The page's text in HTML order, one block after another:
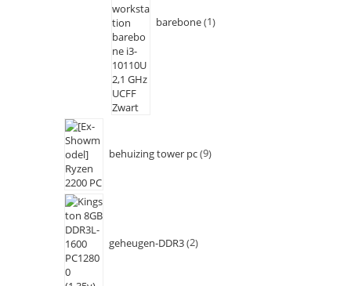
barebone 1
behuizing tower pc 9
geheugen-DDR3 2